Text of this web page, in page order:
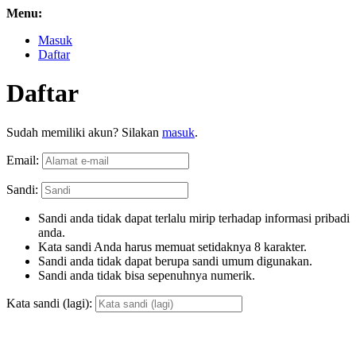
Menu:
Masuk
Daftar
Daftar
Sudah memiliki akun? Silakan masuk.
Email:
Sandi:
Sandi anda tidak dapat terlalu mirip terhadap informasi pribadi
anda.
Kata sandi Anda harus memuat setidaknya 8 karakter.
Sandi anda tidak dapat berupa sandi umum digunakan.
Sandi anda tidak bisa sepenuhnya numerik.
Kata sandi (lagi):